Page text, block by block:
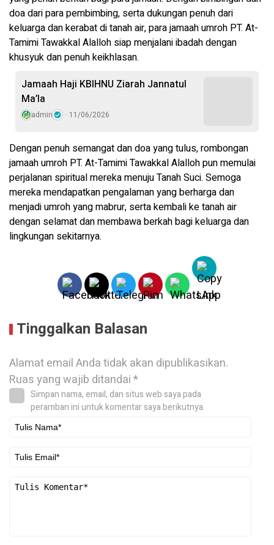
doa dari para pembimbing, serta dukungan penuh dari
keluarga dan kerabat di tanah air, para jamaah umroh PT. At-
Tamimi Tawakkal Alalloh siap menjalani ibadah dengan
khusyuk dan penuh keikhlasan.
Jamaah Haji KBIHNU Ziarah Jannatul
Ma’la
admin 11/06/2026
Dengan penuh semangat dan doa yang tulus, rombongan
jamaah umroh PT. At-Tamimi Tawakkal Alalloh pun memulai
perjalanan spiritual mereka menuju Tanah Suci. Semoga
mereka mendapatkan pengalaman yang berharga dan
menjadi umroh yang mabrur, serta kembali ke tanah air
dengan selamat dan membawa berkah bagi keluarga dan
lingkungan sekitarnya.
Tinggalkan Balasan
Alamat email Anda tidak akan dipublikasikan.
Ruas yang wajib ditandai*
Simpan nama, email, dan situs web saya pada
peramban ini untuk komentar saya berikutnya.